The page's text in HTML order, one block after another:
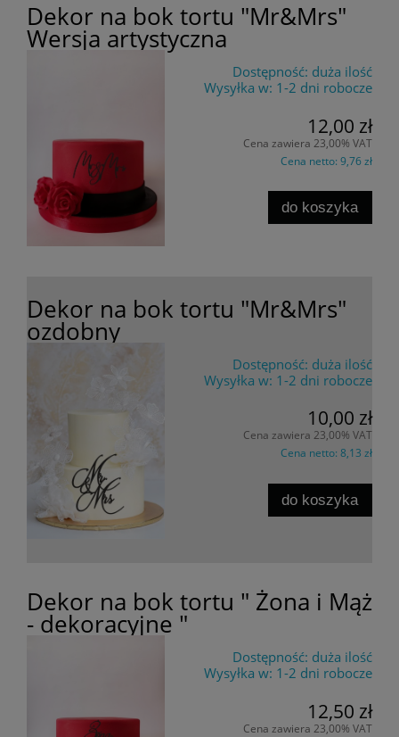
Dekor na bok tortu "Mr&Mrs"
Wersja artystyczna
Dostępność: duża ilość
Wysyłka w: 1-2 dni robocze
12,00 zł
Cena zawiera 23,00% VAT
Cena netto: 9,76 zł
do koszyka
Dekor na bok tortu "Mr&Mrs"
ozdobny
Dostępność: duża ilość
Wysyłka w: 1-2 dni robocze
10,00 zł
Cena zawiera 23,00% VAT
Cena netto: 8,13 zł
do koszyka
Dekor na bok tortu " Żona i Mąż
- dekoracyjne "
Dostępność: duża ilość
Wysyłka w: 1-2 dni robocze
12,50 zł
Cena zawiera 23,00% VAT